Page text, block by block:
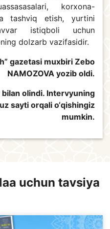
korxona-
tashviq etish, yurtini
istiqboli uchun
dolzarb vazifasidir.
gazetasi muxbiri Zebo
NAMOZOVA yozib oldi.
olindi. Intervyuning
sayti orqali o‘qishingiz
mumkin.
uchun tavsiya